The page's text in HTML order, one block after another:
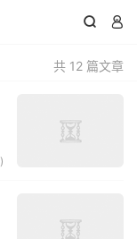
 
共 12 篇文章
)